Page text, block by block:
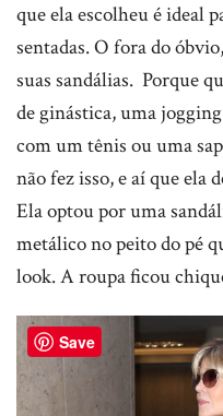
que ela escolheu é ideal
sentadas. O fora do
suas sandálias. Porque
de ginástica, uma
com um tênis ou uma
não fez isso, e aí que ela
Ela optou por uma
metálico no peito do pé
look. A roupa ficou
Save